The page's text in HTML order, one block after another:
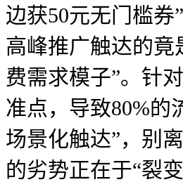
边获50元无门槛
高峰推广触达的竟
费需求模子”。针
准点，导致80%的
场景化触达”，别
的劣势正在于“裂